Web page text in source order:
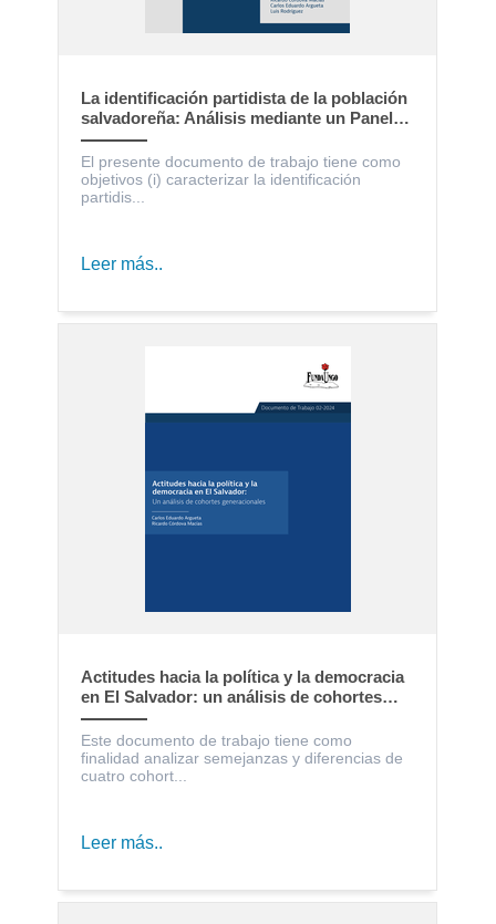
La identificación partidista de la población
salvadoreña: Análisis mediante un Panel
Electoral
El presente documento de trabajo tiene como
objetivos (i) caracterizar la identificación
partidis...
Leer más..
Actitudes hacia la política y la democracia
en El Salvador: un análisis de cohortes
generacionales
Este documento de trabajo tiene como
finalidad analizar semejanzas y diferencias de
cuatro cohort...
Leer más..